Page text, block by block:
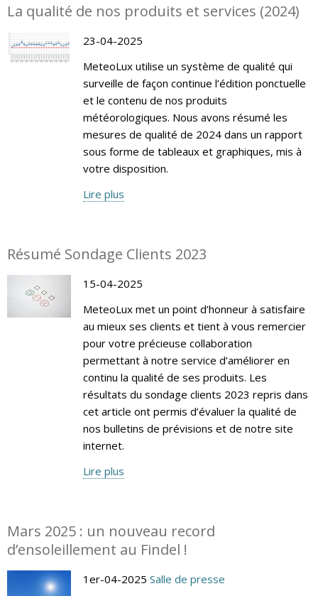
La qualité de nos produits et services (2024)
23-04-2025
MeteoLux utilise un système de qualité qui
surveille de façon continue l’édition ponctuelle
et le contenu de nos produits
météorologiques. Nous avons résumé les
mesures de qualité de 2024 dans un rapport
sous forme de tableaux et graphiques, mis à
votre disposition.
Lire plus
Résumé Sondage Clients 2023
15-04-2025
MeteoLux met un point d’honneur à satisfaire
au mieux ses clients et tient à vous remercier
pour votre précieuse collaboration
permettant à notre service d’améliorer en
continu la qualité de ses produits. Les
résultats du sondage clients 2023 repris dans
cet article ont permis d’évaluer la qualité de
nos bulletins de prévisions et de notre site
internet.
Lire plus
Mars 2025 : un nouveau record
d’ensoleillement au Findel !
1er-04-2025 Salle de presse